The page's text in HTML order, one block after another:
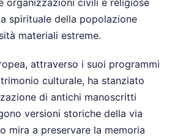
spirituale della popolazione
materiali estreme.
attraverso i suoi programmi
culturale, ha stanziato
di antichi manoscritti
versioni storiche della via
mira a preservare la memoria